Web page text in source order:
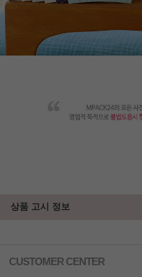
상품 고시 정보
CUSTOMER CENTER